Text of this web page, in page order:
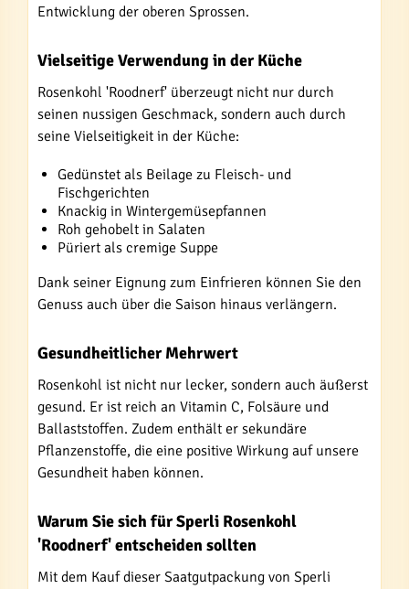
Entwicklung der oberen Sprossen.
Vielseitige Verwendung in der Küche
Rosenkohl 'Roodnerf' überzeugt nicht nur durch
seinen nussigen Geschmack, sondern auch durch
seine Vielseitigkeit in der Küche:
Gedünstet als Beilage zu Fleisch- und
Fischgerichten
Knackig in Wintergemüsepfannen
Roh gehobelt in Salaten
Püriert als cremige Suppe
Dank seiner Eignung zum Einfrieren können Sie den
Genuss auch über die Saison hinaus verlängern.
Gesundheitlicher Mehrwert
Rosenkohl ist nicht nur lecker, sondern auch äußerst
gesund. Er ist reich an Vitamin C, Folsäure und
Ballaststoffen. Zudem enthält er sekundäre
Pflanzenstoffe, die eine positive Wirkung auf unsere
Gesundheit haben können.
Warum Sie sich für Sperli Rosenkohl
'Roodnerf' entscheiden sollten
Mit dem Kauf dieser Saatgutpackung von Sperli